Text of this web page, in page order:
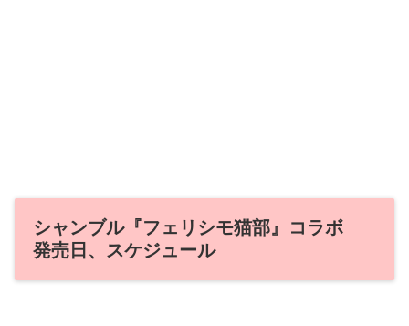
シャンブル『フェリシモ猫部』コラボ
発売日、スケジュール